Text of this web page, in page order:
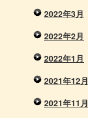
2022年3月
2022年2月
2022年1月
2021年12月
2021年11月